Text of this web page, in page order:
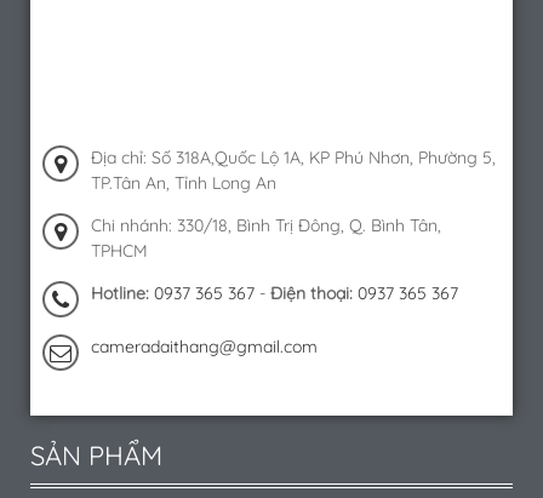
Địa chỉ: Số 318A,Quốc Lộ 1A, KP Phú Nhơn, Phường 5,
TP.Tân An, Tỉnh Long An
Chi nhánh: 330/18, Bình Trị Đông, Q. Bình Tân,
TPHCM
Hotline: 0937 365 367 - Điện thoại: 0937 365 367
cameradaithang@gmail.com
SẢN PHẨM